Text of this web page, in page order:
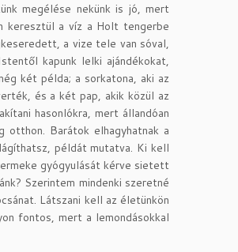
megélése nekünk is jó, mert
keresztül a víz a Holt tengerbe
a vize tele van sóval,
kapunk lelki ajándékokat,
két példa; a sorkatona, aki az
és a két pap, akik közül az
hasonlókra, mert állandóan
Barátok elhagyhatnak a
példát mutatva. Ki kell
gyógyulását kérve sietett
Szerintem mindenki szeretné
Látszani kell az életünkön
fontos, mert a lemondásokkal